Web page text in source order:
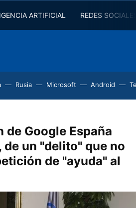
ARTIFICIAL REDES
Rusia Microsoft Android
de Google España
un "delito" que no
de "ayuda" al